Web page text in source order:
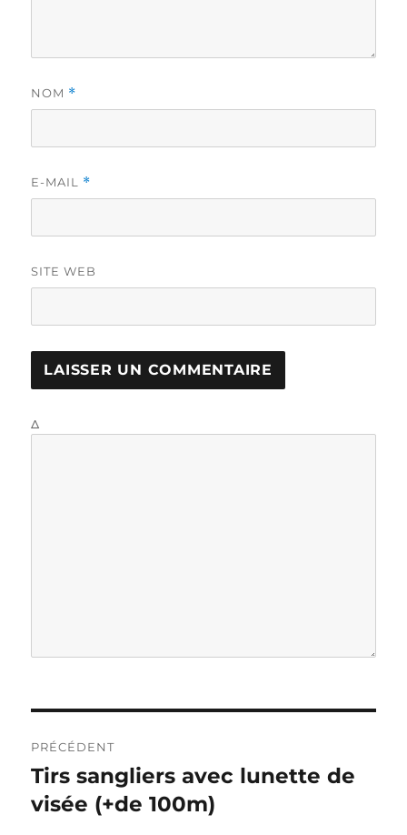
NOM *
E-MAIL *
SITE WEB
Δ
a
v
PRÉCÉDENT
P
u
Tirs sangliers avec lunette de
visée (+de 100m)